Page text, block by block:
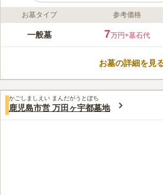
ライフドット編集部のコメント
豊かな自然に抱かれた、清々しい風
家族代々のお墓を建立することがで
口コミ評価
みんなの評価
3.3
お墓タイプ 参考価格
一般墓 7万円+墓石代
お墓の詳細を見
かごしましえい まんだがうとぼち
鹿児島市営 万田ヶ宇都墓地